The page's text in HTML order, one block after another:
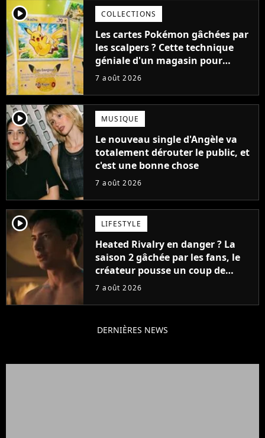
player2 COLLECTIONS
Les cartes Pokémon gâchées par
les scalpers ? Cette technique
géniale d'un magasin pour
ruiner les revendeurs
7 août 2026
player2 MUSIQUE
Le nouveau single d'Angèle va
totalement dérouter le public, et
c'est une bonne chose
7 août 2026
player2 LIFESTYLE
Heated Rivalry en danger ? La
saison 2 gâchée par les fans, le
créateur pousse un coup de
gueule
7 août 2026
DERNIÈRES NEWS